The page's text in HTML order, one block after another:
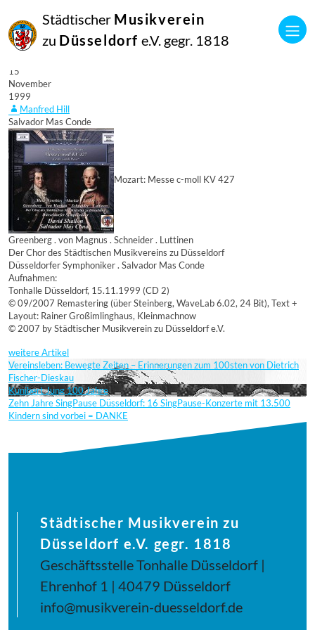
Städtischer Musikverein
zu Düsseldorf e.V. gegr. 1818
15
November
1999
Manfred Hill
Salvador Mas Conde
Mozart: Messe c-moll KV 427
Greenberg . von Magnus . Schneider . Luttinen
Der Chor des Städtischen Musikvereins zu Düsseldorf
Düsseldorfer Symphoniker . Salvador Mas Conde
Aufnahmen:
Tonhalle Düsseldorf, 15.11.1999 (CD 2)
© 09/2007 Remastering (über Steinberg, WaveLab 6.02, 24 Bit), Text +
Layout: Rainer Großimlinghaus, Kleinmachnow
© 2007 by Städtischer Musikverein zu Düsseldorf e.V.
weitere Artikel
Vereinsleben: Bewegte Zeiten – Erinnerungen zum 100sten von Dietrich
Fischer-Dieskau
Kunibert Jung 100 Jahre
Zehn Jahre SingPause Düsseldorf: 16 SingPause-Konzerte mit 13.500
Kindern sind vorbei = DANKE
Städtischer Musikverein zu
Düsseldorf e.V. gegr. 1818
Geschäftsstelle Tonhalle Düsseldorf |
Ehrenhof 1 | 40479 Düsseldorf
info@musikverein-duesseldorf.de